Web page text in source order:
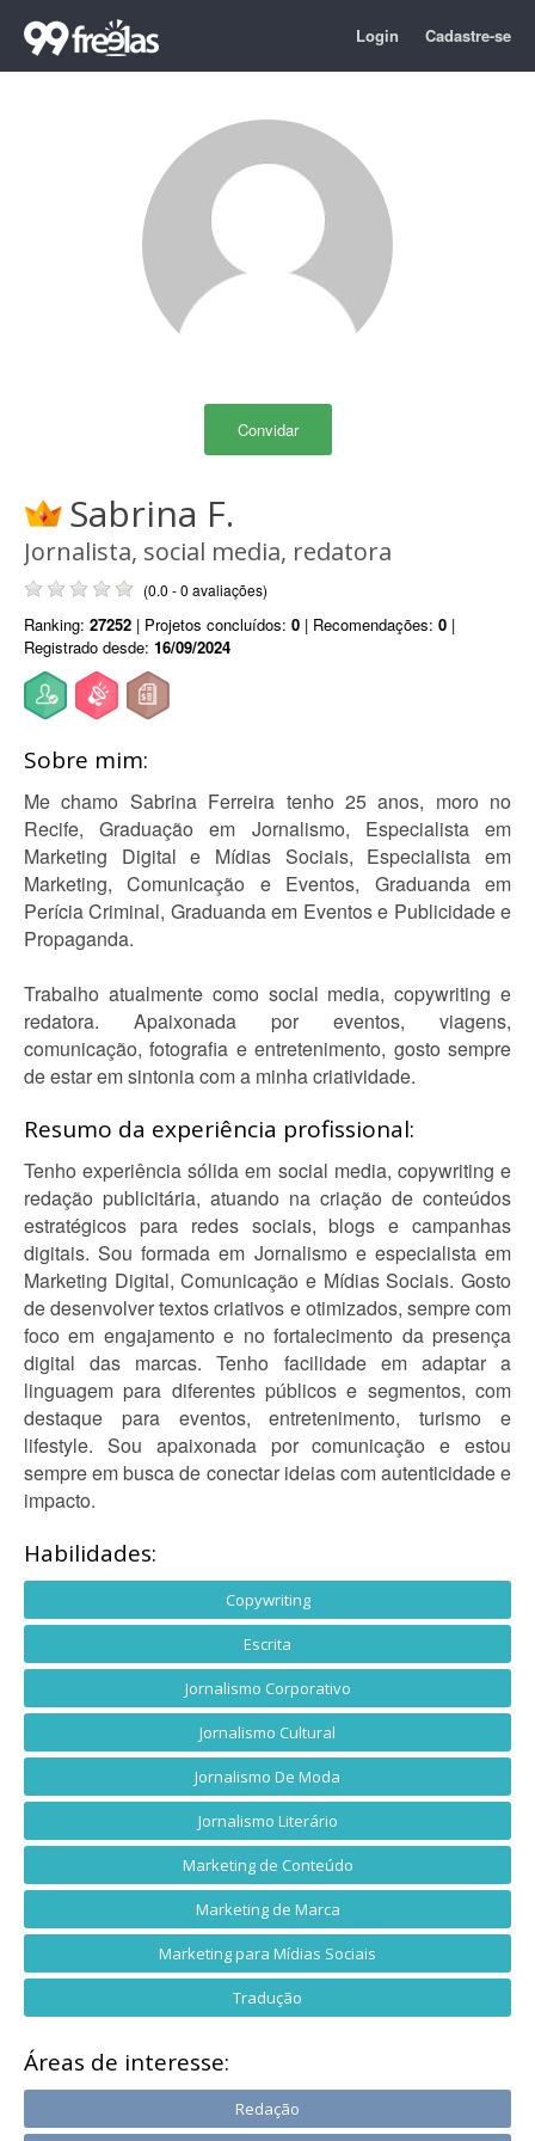
Login Cadastre-se
Convidar
Sabrina F.
Jornalista, social media, redatora
(0.0 - 0 avaliações)
Ranking: 27252 | Projetos concluídos: 0 | Recomendações: 0 |
Registrado desde: 16/09/2024
Sobre mim:
Me chamo Sabrina Ferreira tenho 25 anos, moro no
Recife, Graduação em Jornalismo, Especialista em
Marketing Digital e Mídias Sociais, Especialista em
Marketing, Comunicação e Eventos, Graduanda em
Perícia Criminal, Graduanda em Eventos e Publicidade e
Propaganda.
Trabalho atualmente como social media, copywriting e
redatora. Apaixonada por eventos, viagens,
comunicação, fotografia e entretenimento, gosto sempre
de estar em sintonia com a minha criatividade.
Resumo da experiência profissional:
Tenho experiência sólida em social media, copywriting e
redação publicitária, atuando na criação de conteúdos
estratégicos para redes sociais, blogs e campanhas
digitais. Sou formada em Jornalismo e especialista em
Marketing Digital, Comunicação e Mídias Sociais. Gosto
de desenvolver textos criativos e otimizados, sempre com
foco em engajamento e no fortalecimento da presença
digital das marcas. Tenho facilidade em adaptar a
linguagem para diferentes públicos e segmentos, com
destaque para eventos, entretenimento, turismo e
lifestyle. Sou apaixonada por comunicação e estou
sempre em busca de conectar ideias com autenticidade e
impacto.
Habilidades:
Copywriting
Escrita
Jornalismo Corporativo
Jornalismo Cultural
Jornalismo De Moda
Jornalismo Literário
Marketing de Conteúdo
Marketing de Marca
Marketing para Mídias Sociais
Tradução
Áreas de interesse:
Redação